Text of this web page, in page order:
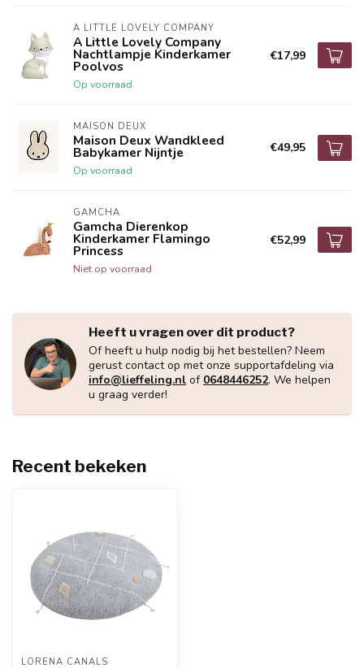
A LITTLE LOVELY COMPANY
A Little Lovely Company
Nachtlampje Kinderkamer
Poolvos
Op voorraad
€17,99
MAISON DEUX
Maison Deux Wandkleed
Babykamer Nijntje
Op voorraad
€49,95
GAMCHA
Gamcha Dierenkop
Kinderkamer Flamingo
Princess
Niet op voorraad
€52,99
Heeft u vragen over dit product?
Of heeft u hulp nodig bij het bestellen? Neem
gerust contact op met onze supportafdeling via
info@lieffeling.nl of 0648446252. We helpen
u graag verder!
Recent bekeken
LORENA CANALS